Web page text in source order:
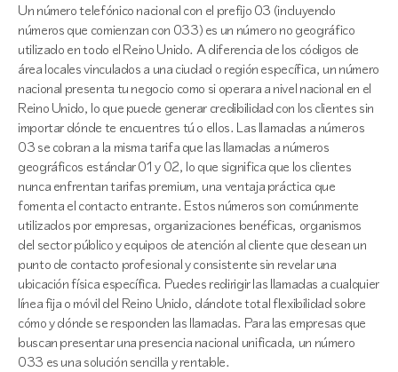
Un número telefónico nacional con el prefijo 03 (incluyendo
números que comienzan con 033) es un número no geográfico
utilizado en todo el Reino Unido. A diferencia de los códigos de
área locales vinculados a una ciudad o región específica, un número
nacional presenta tu negocio como si operara a nivel nacional en el
Reino Unido, lo que puede generar credibilidad con los clientes sin
importar dónde te encuentres tú o ellos. Las llamadas a números
03 se cobran a la misma tarifa que las llamadas a números
geográficos estándar 01 y 02, lo que significa que los clientes
nunca enfrentan tarifas premium, una ventaja práctica que
fomenta el contacto entrante. Estos números son comúnmente
utilizados por empresas, organizaciones benéficas, organismos
del sector público y equipos de atención al cliente que desean un
punto de contacto profesional y consistente sin revelar una
ubicación física específica. Puedes redirigir las llamadas a cualquier
línea fija o móvil del Reino Unido, dándote total flexibilidad sobre
cómo y dónde se responden las llamadas. Para las empresas que
buscan presentar una presencia nacional unificada, un número
033 es una solución sencilla y rentable.